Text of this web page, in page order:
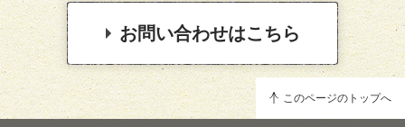
お問い合わせはこちら
このページのトップへ